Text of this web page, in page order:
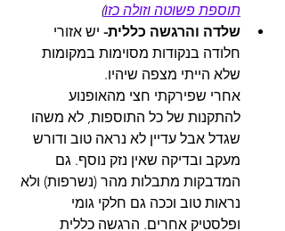
תוספת פשוטה וזולה כזו)
שלדה והרגשה כללית- יש אזורי
חלודה בנקודות מסוימות במקומות
שלא הייתי מצפה שיהיו.
אחרי שפירקתי חצי מהאופנוע
להתקנות של כל התוספות, לא משהו
שגדל אבל עדיין לא נראה טוב ודורש
מעקב ובדיקה שאין נזק נוסף. גם
המדבקות מתבלות מהר (נשרפות) ולא
נראות טוב וככה גם חלקי גומי
ופלסטיק אחרים. הרגשה כללית